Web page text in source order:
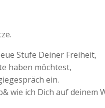
Stufe Deiner Freiheit,
haben möchtest,
ein.
wie ich Dich auf deinem